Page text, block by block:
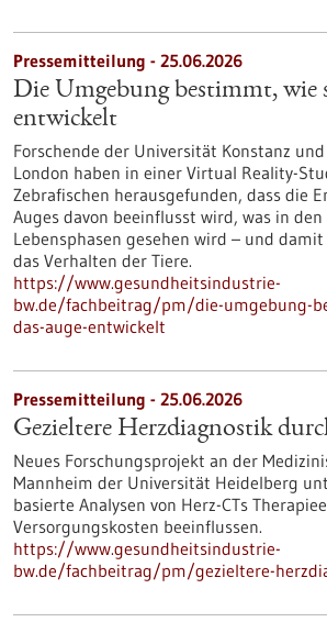
Pressemitteilung - 25.06.2026
Die Umgebung bestimmt, wie
entwickelt
Forschende der Universität Konstanz und
London haben in einer Virtual Reality-
Zebrafischen herausgefunden, dass die
Auges davon beeinflusst wird, was in
Lebensphasen gesehen wird – und
das Verhalten der Tiere.
https://www.gesundheitsindustrie-
bw.de/fachbeitrag/pm/die-umgebung-
das-auge-entwickelt
Pressemitteilung - 25.06.2026
Gezieltere Herzdiagnostik
Neues Forschungsprojekt an der
Mannheim der Universität Heidelberg
basierte Analysen von Herz-CTs
Versorgungskosten beeinflussen.
https://www.gesundheitsindustrie-
bw.de/fachbeitrag/pm/gezieltere-